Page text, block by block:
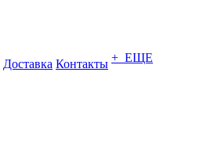
Доставка Контакты + ЕЩЕ